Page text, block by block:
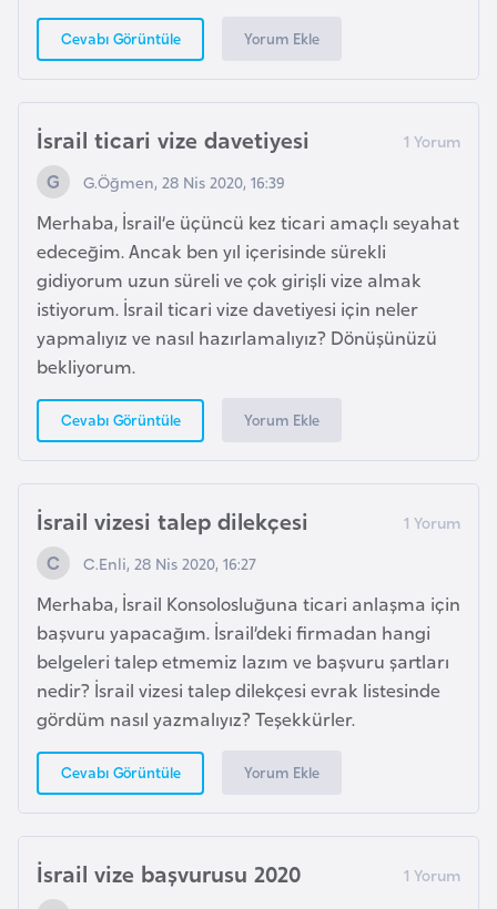
Cevabı Görüntüle Yorum Ekle
İsrail ticari vize davetiyesi
G.Öğmen, 28 Nis 2020, 16:39
Merhaba, İsrail’e üçüncü kez ticari amaçlı seyahat
edeceğim. Ancak ben yıl içerisinde sürekli
gidiyorum uzun süreli ve çok girişli vize almak
istiyorum. İsrail ticari vize davetiyesi için neler
yapmalıyız ve nasıl hazırlamalıyız? Dönüşünüzü
bekliyorum.
Cevabı Görüntüle Yorum Ekle
İsrail vizesi talep dilekçesi
C.Enli, 28 Nis 2020, 16:27
Merhaba, İsrail Konsolosluğuna ticari anlaşma için
başvuru yapacağım. İsrail’deki firmadan hangi
belgeleri talep etmemiz lazım ve başvuru şartları
nedir? İsrail vizesi talep dilekçesi evrak listesinde
gördüm nasıl yazmalıyız? Teşekkürler.
Cevabı Görüntüle Yorum Ekle
İsrail vize başvurusu 2020
F
i
n
l
a
n
d
i
y
a
r
a
n
a
G
a
b
o
n
G
a
m
b